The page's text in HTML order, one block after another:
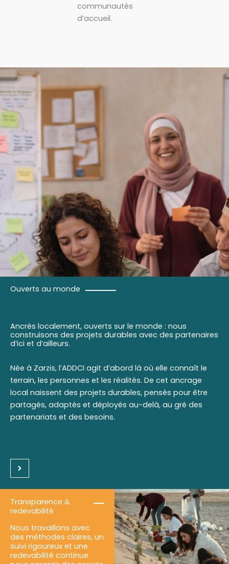
communautés
d’accueil.
Ouverts au monde
Ancrés localement, ouverts sur le monde : nous
construisons des projets durables avec des partenaires
d’ici et d’ailleurs.
Née à Zarzis, l’ADDCI agit d’abord là où elle connaît le
terrain, les personnes et les réalités. De cet ancrage
local naissent des projets durables, pensés pour être
partagés, adaptés et déployés au-delà, au gré des
partenariats et des besoins.
Transparence &
redevabilité
Nous travaillons avec
des méthodes claires, un
suivi rigoureux et une
redevabilité continue